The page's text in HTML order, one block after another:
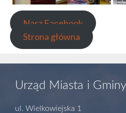
Nasz Facebook
Strona główna
Urząd Miasta i Gminy
ul. Wielkowiejska 1